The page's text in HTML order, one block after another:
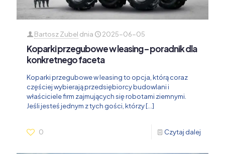
Bartosz Zubel dnia 2025-06-05
Koparki przegubowe w leasing – poradnik dla
konkretnego faceta
Koparki przegubowe w leasing to opcja, którą coraz
częściej wybierają przedsiębiorcy budowlani i
właściciele firm zajmujących się robotami ziemnymi.
Jeśli jesteś jednym z tych gości, którzy[…]
0 Czytaj dalej